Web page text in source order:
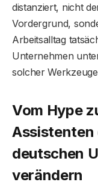
distanziert, nicht
Vordergrund,
Arbeitsalltag
Unternehmen
solcher
Vom Hype
Assistenten
deutschen
verändern